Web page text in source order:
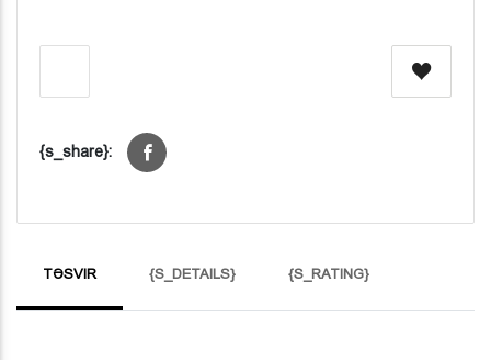
{s_share}:
TƏSVIR {S_DETAILS} {S_RATING}